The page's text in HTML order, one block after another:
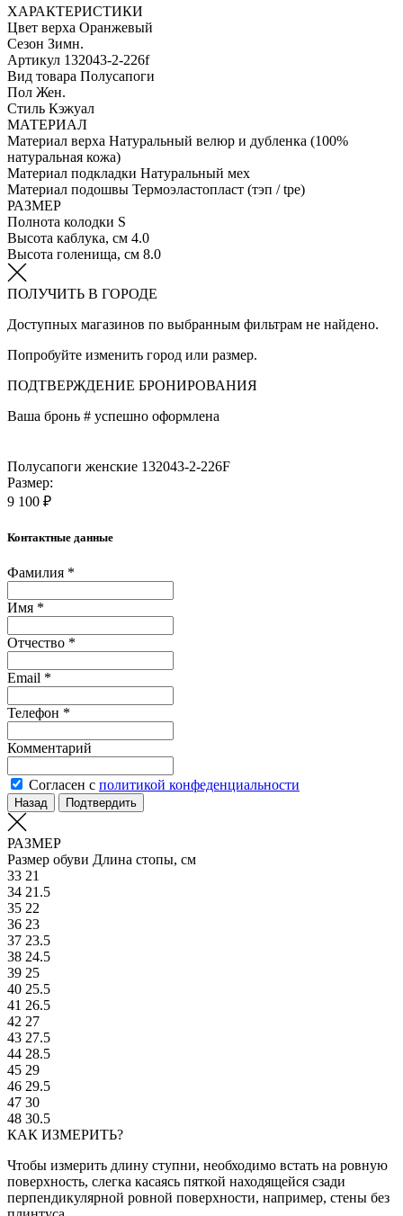
ХАРАКТЕРИСТИКИ
Цвет верха Оранжевый
Сезон Зимн.
Артикул 132043-2-226f
Вид товара Полусапоги
Пол Жен.
Стиль Кэжуал
МАТЕРИАЛ
Материал верха Натуральный велюр и дубленка (100%
натуральная кожа)
Материал подкладки Натуральный мех
Материал подошвы Термоэластопласт (тэп / tpe)
РАЗМЕР
Полнота колодки S
Высота каблука, см 4.0
Высота голенища, см 8.0
ПОЛУЧИТЬ В ГОРОДЕ
Доступных магазинов по выбранным фильтрам не найдено.
Попробуйте изменить город или размер.
ПОДТВЕРЖДЕНИЕ БРОНИРОВАНИЯ
Ваша бронь # успешно оформлена
Полусапоги женские 132043-2-226F
Размер:
9 100 ₽
Контактные данные
Фамилия *
Имя *
Отчество *
Email *
Телефон *
Комментарий
Согласен с политикой конфеденциальности
Назад Подтвердить
РАЗМЕР
Размер обуви Длина стопы, см
33 21
34 21.5
35 22
36 23
37 23.5
38 24.5
39 25
40 25.5
41 26.5
42 27
43 27.5
44 28.5
45 29
46 29.5
47 30
48 30.5
КАК ИЗМЕРИТЬ?
Чтобы измерить длину ступни, необходимо встать на ровную
поверхность, слегка касаясь пяткой находящейся сзади
перпендикулярной ровной поверхности, например, стены без